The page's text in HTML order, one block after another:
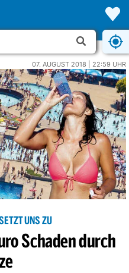
07. AUGUST 2018 | 22:59 UHR
UNS ZU
Schaden durch